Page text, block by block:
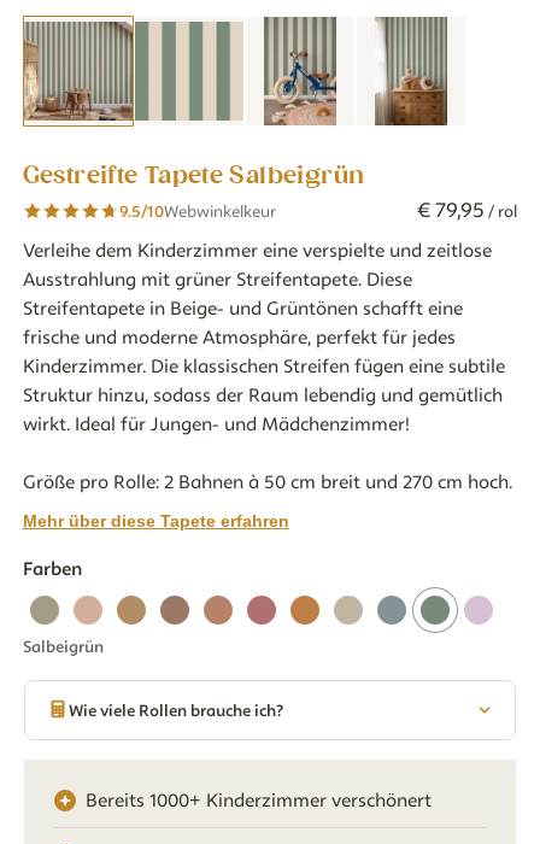
Gestreifte Tapete Salbeigrün
9.5/10Webwinkelkeur €79,95 / rol
Verleihe dem Kinderzimmer eine verspielte und zeitlose
Ausstrahlung mit grüner Streifentapete. Diese
Streifentapete in Beige- und Grüntönen schafft eine
frische und moderne Atmosphäre, perfekt für jedes
Kinderzimmer. Die klassischen Streifen fügen eine subtile
Struktur hinzu, sodass der Raum lebendig und gemütlich
wirkt. Ideal für Jungen- und Mädchenzimmer!
Größe pro Rolle: 2 Bahnen à 50 cm breit und 270 cm hoch.
Mehr über diese Tapete erfahren
Farben
Salbeigrün
Wie viele Rollen brauche ich?
Bereits 1000+ Kinderzimmer verschönert